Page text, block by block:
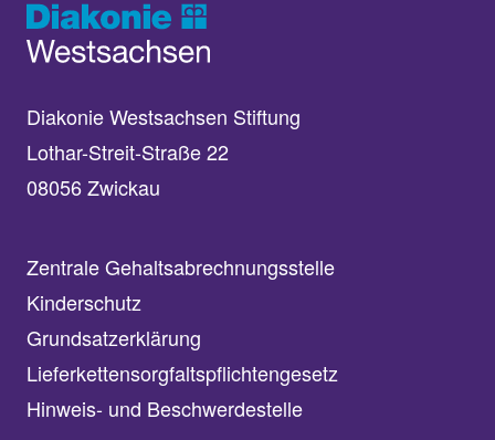
Diakonie Westsachsen Stiftung
Lothar-Streit-Straße 22
08056 Zwickau
Zentrale Gehaltsabrechnungsstelle
Kinderschutz
Grundsatzerklärung
Lieferkettensorgfaltspflichtengesetz
Hinweis- und Beschwerdestelle